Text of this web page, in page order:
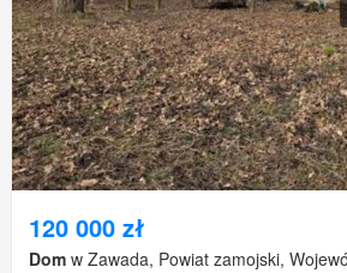
120 000 zł
Dom w Zawada, Powiat zamojski,